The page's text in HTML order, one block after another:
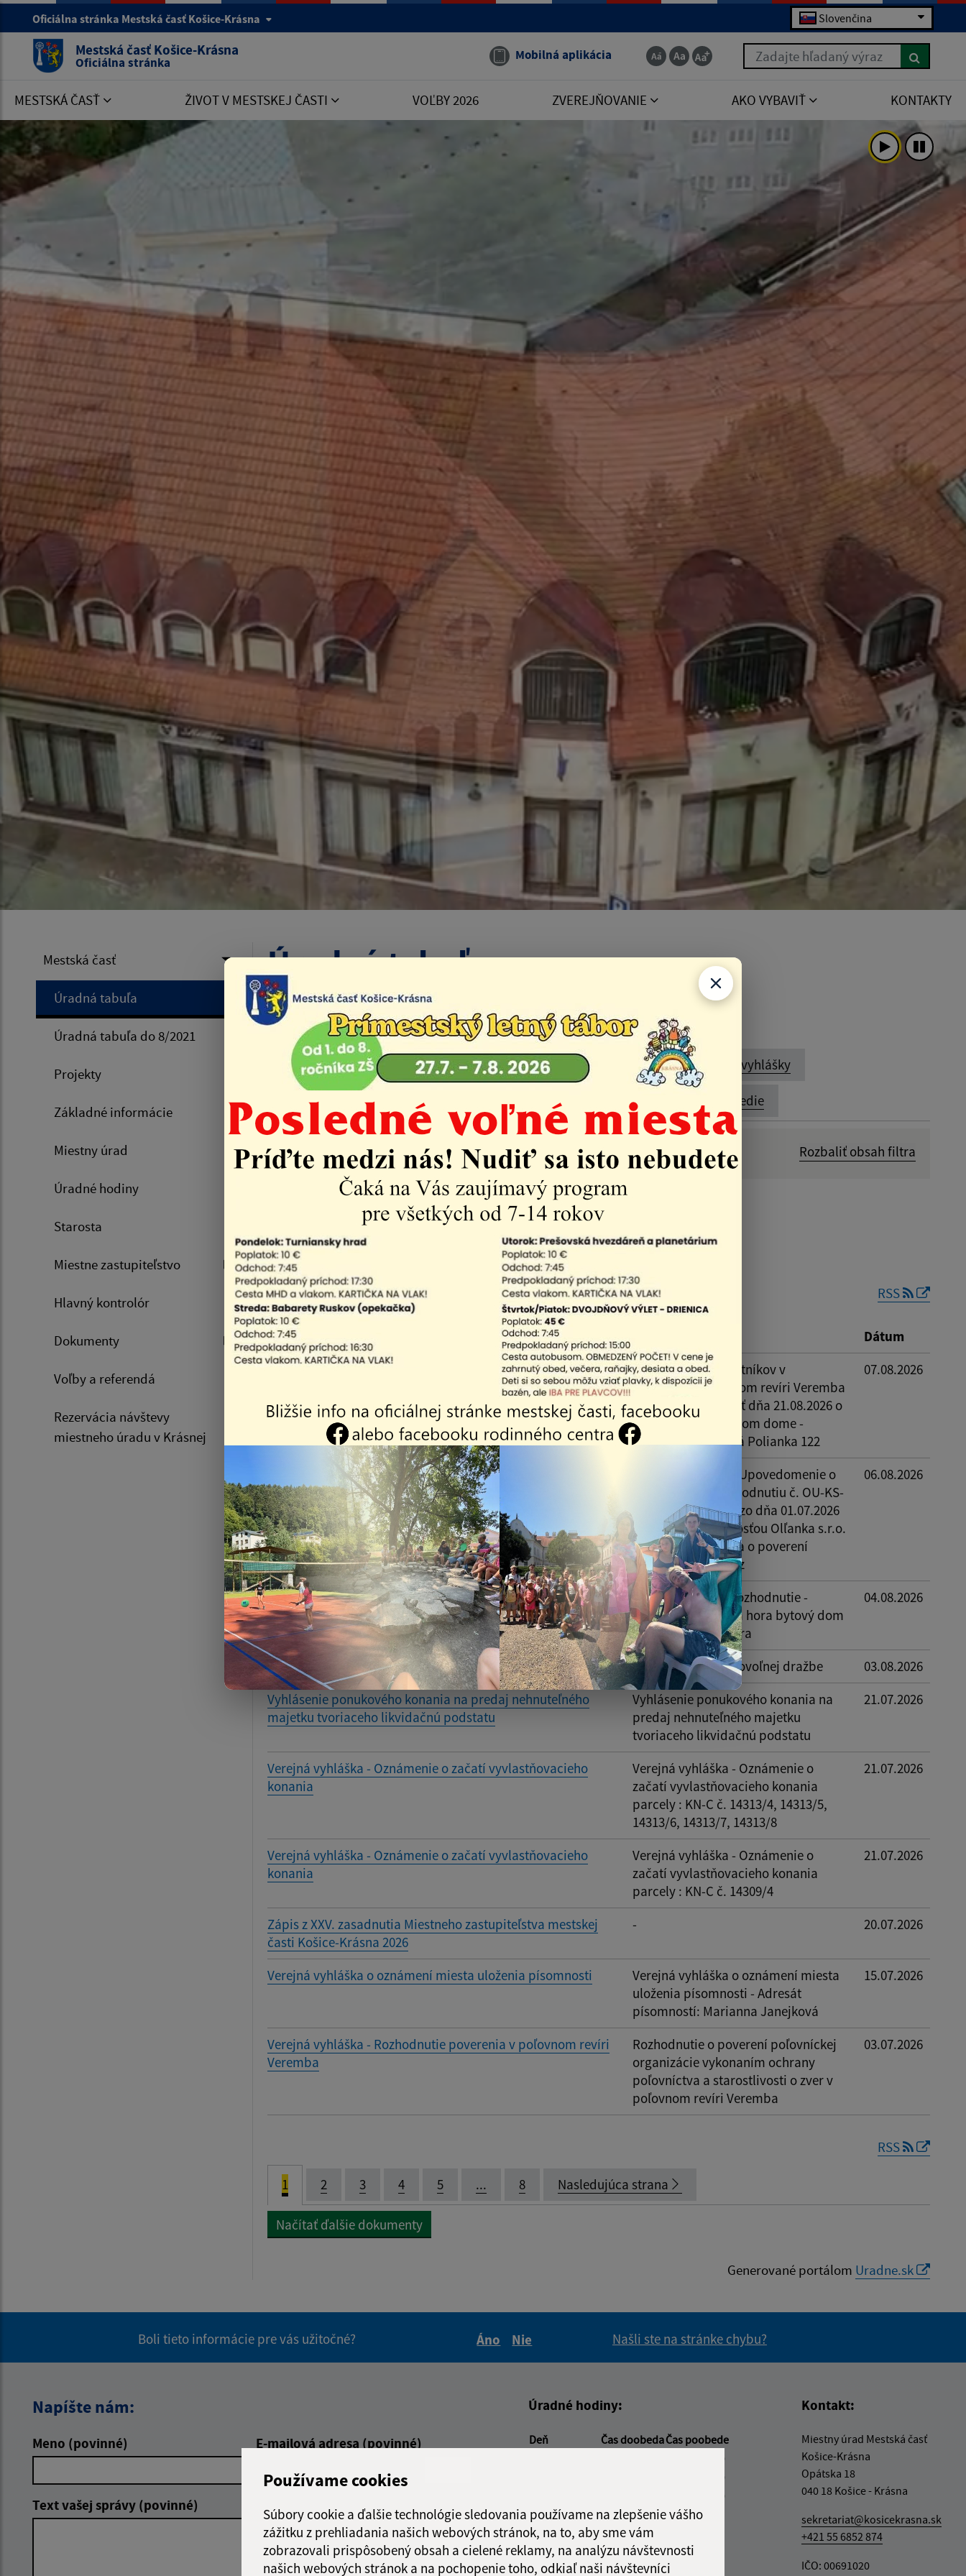
Používame cookies
Súbory cookie a ďalšie technológie sledovania používame na zlepšenie vášho
zážitku z prehliadania našich webových stránok, na to, aby sme vám
zobrazovali prispôsobený obsah a cielené reklamy, na analýzu návštevnosti
našich webových stránok a na pochopenie toho, odkiaľ naši návštevníci
Oficiálna stránka Mestská časť Košice-Krásna Slovenčina
Mestská časť Košice-Krásna
Oficiálna stránka Mobilná aplikácia Zadajte hľadaný výraz
MESTSKÁ ČASŤ ŽIVOT V MESTSKEJ ČASTI VOĽBY 2026 ZVEREJŇOVANIE AKO VYBAVIŤ KONTAKTY
Mestská časť
Úradná tabuľa
Úradná tabuľa do 8/2021
Projekty
Základné informácie
Miestny úrad
Úradné hodiny
Starosta
Miestne zastupiteľstvo
Hlavný kontrolór
Dokumenty
Voľby a referendá
Rezervácia návštevy
miestneho úradu v Krásnej
Úradná tabuľa
Úvod Mestská časť Úradná tabuľa
Všetko Rôzne Rozpočet-Hospodárenie Územný plán Verejné vyhlášky
Voľby/Referendá VZN Zámery Zasadnutia MZ Životné prostredie
Filtrovať obsah Rozbaliť obsah filtra
Názov: Popis: Dátum zverejnenia od:
Dátum zverejnenia do:
Filtrovať
Počet položiek na stránke:
Výsledky vyhľadávania (počet dokumentov vyhovujúcich zadaným kritériám: 78)
RSS
Názov
Dátum
Pozvánka formou verejnej vyhlášky
Zhromaždenie vlastníkov v
spoločnom poľovnom revíri Veremba
ktoré sa bude konať dňa 21.08.2026 o
10:00 hod v Kultúrnom dome -
zasadačka, Košická Polianka 122
07.08.2026
Verejná vyhláška - Upovedomenie o odvolaní proti
rozhodnutiu č. OU-KS-PLO2-2026/010238 zo dňa 01.07.2026
Verejná vyhláška - Upovedomenie o
odvolaní proti rozhodnutiu č. OU-KS-
PLO2-2026/010238 zo dňa 01.07.2026
podaným spoločnosťou Olľanka s.r.o.
vo veci rozhodnutia o poverení
poľovníckej organiz
06.08.2026
Verejná vyhláška rozhodnutie - Rezidencia Pavlova hora
bytový dom A + B + infraštruktúra
Verejná vyhláška rozhodnutie -
Rezidencia Pavlova hora bytový dom
A + B + infraštruktúra
04.08.2026
Oznámenie o dobrovoľnej dražbe Oznámenie o dobrovoľnej dražbe
03.08.2026
Vyhlásenie ponukového konania na predaj nehnuteľného
majetku tvoriaceho likvidačnú podstatu
Vyhlásenie ponukového konania na
predaj nehnuteľného majetku
tvoriaceho likvidačnú podstatu
21.07.2026
Verejná vyhláška - Oznámenie o začatí vyvlastňovacieho
konania
Verejná vyhláška - Oznámenie o
začatí vyvlastňovacieho konania
parcely : KN-C č. 14313/4, 14313/5,
14313/6, 14313/7, 14313/8
21.07.2026
Verejná vyhláška - Oznámenie o začatí vyvlastňovacieho
konania
Verejná vyhláška - Oznámenie o
začatí vyvlastňovacieho konania
parcely : KN-C č. 14309/4
21.07.2026
Zápis z XXV. zasadnutia Miestneho zastupiteľstva mestskej
časti Košice-Krásna 2026
- 20.07.2026
Verejná vyhláška o oznámení miesta uloženia písomnosti
Verejná vyhláška o oznámení miesta
uloženia písomnosti - Adresát
písomností: Marianna Janejková
15.07.2026
Verejná vyhláška - Rozhodnutie poverenia v poľovnom revíri
Veremba
Rozhodnutie o poverení poľovníckej
organizácie vykonaním ochrany
poľovníctva a starostlivosti o zver v
poľovnom revíri Veremba
03.07.2026
RSS
1 2 3 4 5 ... 8 Nasledujúca strana
Načítať ďalšie dokumenty
Generované portálom Uradne.sk
Boli tieto informácie pre vás užitočné?
Áno
Nie
Našli ste na stránke chybu?
Napíšte nám:
Meno (povinné) E-mailová adresa (povinné)
Text vašej správy (povinné)
Úradné hodiny:
Deň Čas doobedaČas poobede
13:00 - 17:00
13:00 - 16:00
13:00 - 17:00
Štvrtok:
nestránkový deň
Piatok:
08:00 - 12:00
Obedňajšia prestávka:12:00 - 13:00
Kontakt:
Miestny úrad Mestská časť
Košice-Krásna
Opátska 18
040 18 Košice - Krásna
sekretariat@kosicekrasna.sk
+421 55 6852 874
IČO: 00691020